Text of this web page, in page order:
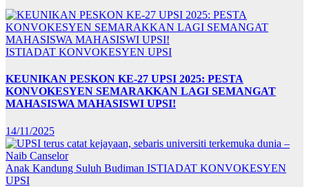
ISTIADAT KONVOKESYEN UPSI
KEUNIKAN PESKON KE-27 UPSI 2025: PESTA
KONVOKESYEN SEMARAKKAN LAGI SEMANGAT
MAHASISWA MAHASISWI UPSI!
14/11/2025
Anak Kandung Suluh Budiman ISTIADAT KONVOKESYEN
UPSI